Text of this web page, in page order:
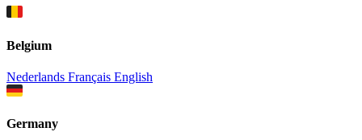
Belgium
Nederlands Français English
Germany